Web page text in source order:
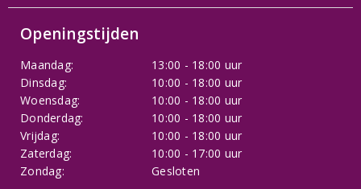
Openingstijden
Maandag:
13:00 - 18:00 uur
Dinsdag:
10:00 - 18:00 uur
Woensdag:
10:00 - 18:00 uur
Donderdag:
10:00 - 18:00 uur
Vrijdag:
10:00 - 18:00 uur
Zaterdag:
10:00 - 17:00 uur
Zondag:
Gesloten